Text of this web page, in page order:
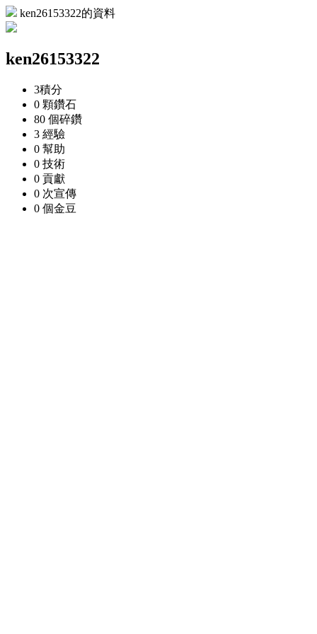
ken26153322的資料
ken26153322
3積分
0 顆鑽石
80 個碎鑽
3 經驗
0 幫助
0 技術
0 貢獻
0 次宣傳
0 個金豆